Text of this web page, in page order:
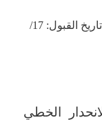
تاريخ الاستلام:24/ 05/ 2022 تاريخ القبول: 17/
الخطي